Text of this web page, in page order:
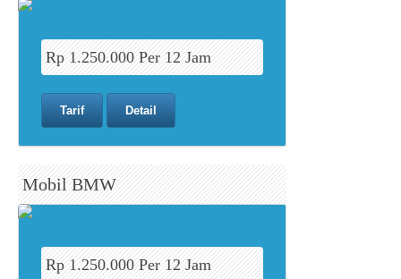
Rp 1.250.000 Per 12 Jam
Tarif Detail
Mobil BMW
Rp 1.250.000 Per 12 Jam